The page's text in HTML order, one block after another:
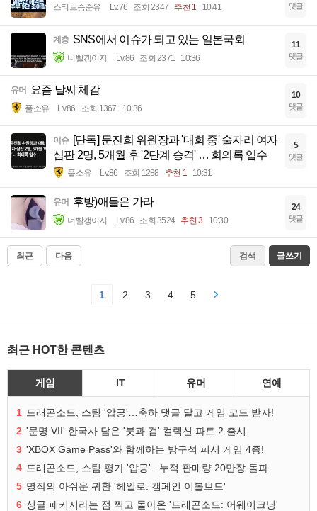
스티브승준유 Lv.76 조회 2347 추천 1 10:41 댓글
계층 SNS에서 이슈가 되고 있는 일본국회
너빨갱이지 Lv.86 조회 2371 10:36
11
댓글
유머 요즘 날씨 체감
풀소유 Lv.86 조회 1367 10:36
10
댓글
이슈 [단독] 문진희 위원장과 '대회 중' 술자리 여자
심판 2명, 5개월 후 '2단계 승격' … 회의록 입수
풀소유 Lv.86 조회 1288 추천 1 10:31
5
댓글
유머 후방)애들은 가라
너빨갱이지 Lv.86 조회 3524 추천 3 10:30
24
댓글
최근 다음 검색 글쓰기
1 2 3 4 5
최근 HOT한 콘텐츠
게임 IT 유머 연예
1 드래곤소드, 스팀 '압긍'…축하 댓글 달고 게임 코드 받자!
2 '문명 VII' 한국사 담은 '붓과 검' 컬렉션 파트 2 출시
3 'XBOX Game Pass'와 함께하는 방구석 피서 게임 4종!
4 드래곤소드, 스팀 평가 '압긍'...누적 판매량 20만장 돌파
5 명작의 아쉬운 귀환 '헤일로: 캠페인 이볼브드'
6 싱글 패키지라는 점 찍고 돌아온 '드래곤소드: 어웨이크닝'